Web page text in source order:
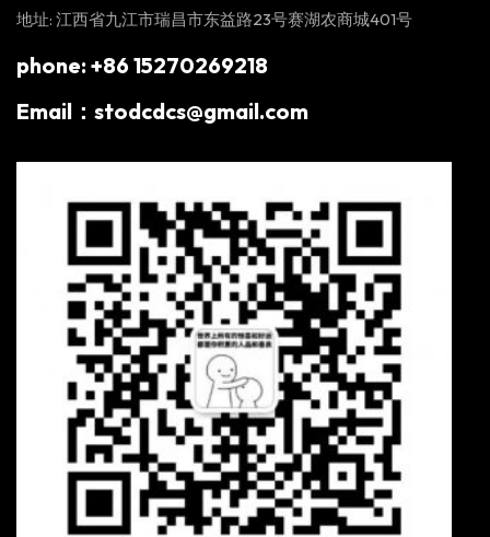
地址: 江西省九江市瑞昌市东益路23号赛湖农商城401号
phone: +86 15270269218
Email：stodcdcs@gmail.com